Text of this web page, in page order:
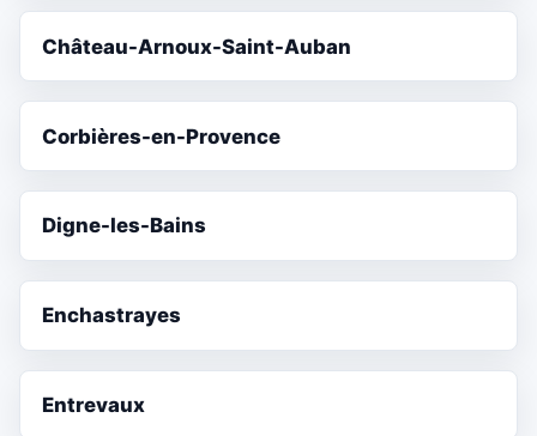
Château-Arnoux-Saint-Auban
Corbières-en-Provence
Digne-les-Bains
Enchastrayes
Entrevaux